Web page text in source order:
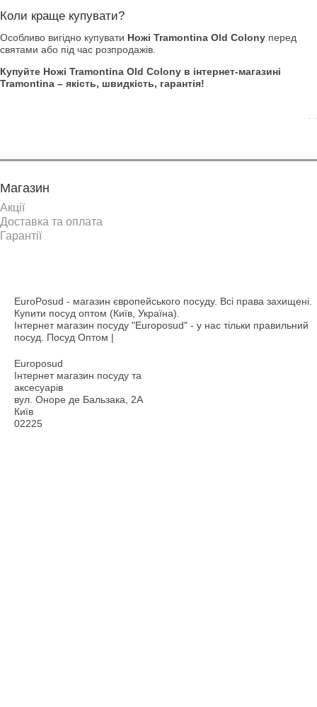
Коли краще купувати?
Особливо вигідно купувати Ножі Tramontina Old Colony перед
святами або під час розпродажів.
Купуйте Ножі Tramontina Old Colony в інтернет-магазині
Tramontina – якість, швидкість, гарантія!
Магазин
Акції
Доставка та оплата
Гарантії
EuroPosud - магазин європейського посуду. Всі права захищені.
Купити посуд оптом (Київ, Україна).
Інтернет магазин посуду "Europosud" - у нас тільки правильний
посуд. Посуд Оптом |
Europosud
Інтернет магазин посуду та
аксесуарів
вул. Оноре де Бальзака, 2А
Київ
02225